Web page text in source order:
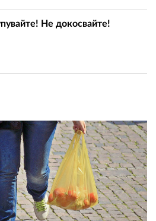
Не докосвайте!